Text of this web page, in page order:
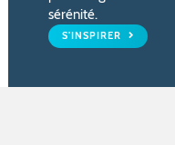
sérénité.
S'INSPIRER